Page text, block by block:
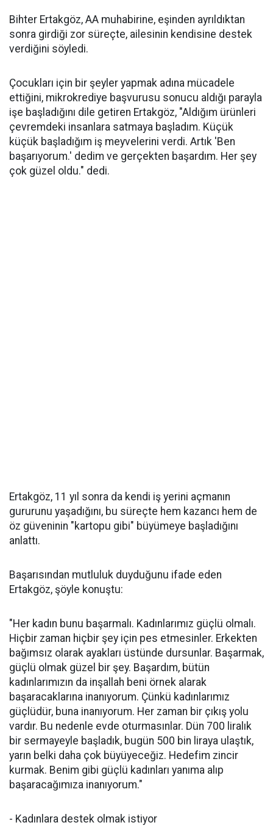
Bihter Ertakgöz, AA muhabirine, eşinden ayrıldıktan
sonra girdiği zor süreçte, ailesinin kendisine destek
verdiğini söyledi.
Çocukları için bir şeyler yapmak adına mücadele
ettiğini, mikrokrediye başvurusu sonucu aldığı parayla
işe başladığını dile getiren Ertakgöz, "Aldığım ürünleri
çevremdeki insanlara satmaya başladım. Küçük
küçük başladığım iş meyvelerini verdi. Artık 'Ben
başarıyorum.' dedim ve gerçekten başardım. Her şey
çok güzel oldu." dedi.
Ertakgöz, 11 yıl sonra da kendi iş yerini açmanın
gururunu yaşadığını, bu süreçte hem kazancı hem de
öz güveninin "kartopu gibi" büyümeye başladığını
anlattı.
Başarısından mutluluk duyduğunu ifade eden
Ertakgöz, şöyle konuştu:
"Her kadın bunu başarmalı. Kadınlarımız güçlü olmalı.
Hiçbir zaman hiçbir şey için pes etmesinler. Erkekten
bağımsız olarak ayakları üstünde dursunlar. Başarmak,
güçlü olmak güzel bir şey. Başardım, bütün
kadınlarımızın da inşallah beni örnek alarak
başaracaklarına inanıyorum. Çünkü kadınlarımız
güçlüdür, buna inanıyorum. Her zaman bir çıkış yolu
vardır. Bu nedenle evde oturmasınlar. Dün 700 liralık
bir sermayeyle başladık, bugün 500 bin liraya ulaştık,
yarın belki daha çok büyüyeceğiz. Hedefim zincir
kurmak. Benim gibi güçlü kadınları yanıma alıp
başaracağımıza inanıyorum."
- Kadınlara destek olmak istiyor